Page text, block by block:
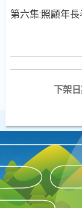
第六集:照顧年長
下架日